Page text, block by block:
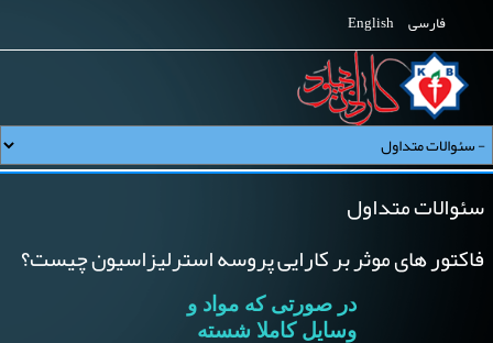
فارسی English
سئوالات متداول
فاکتور های موثر بر کارایی پروسه استرلیزاسیون چیست؟
در صورتی که مواد و
وسایل کاملا شسته